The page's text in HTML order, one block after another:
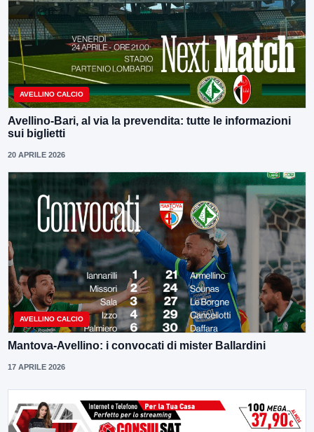
AVELLINO CALCIO
Avellino-Bari, al via la prevendita: tutte le informazioni
sui biglietti
20 APRILE 2026
AVELLINO CALCIO
Mantova-Avellino: i convocati di mister Ballardini
17 APRILE 2026